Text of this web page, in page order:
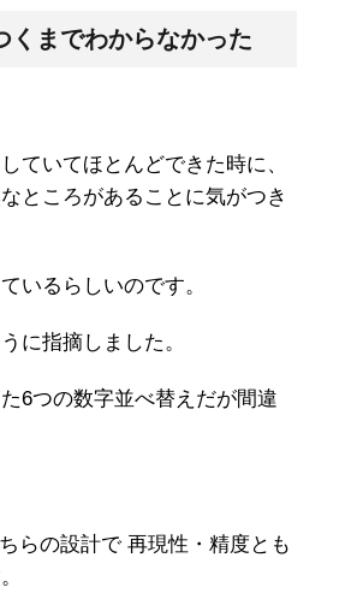
くまでわからなかった
ていてほとんどできた時に、
ところがあることに気がつき
いるらしいのです。
に指摘しました。
た6つの数字並べ替えだが間違
らの設計で 再現性・精度とも